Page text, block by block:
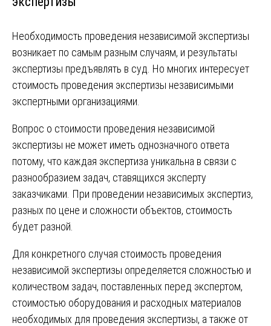
Необходимость проведения независимой экспертизы
возникает по самым разным случаям, и результаты
экспертизы предъявлять в суд. Но многих интересует
стоимость проведения экспертизы независимыми
экспертными организациями.
Вопрос о стоимости проведения независимой
экспертизы не может иметь однозначного ответа
потому, что каждая экспертиза уникальна в связи с
разнообразием задач, ставящихся эксперту
заказчиками. При проведении независимых экспертиз,
разных по цене и сложности объектов, стоимость
будет разной.
Для конкретного случая стоимость проведения
независимой экспертизы определяется сложностью и
количеством задач, поставленных перед экспертом,
стоимостью оборудования и расходных материалов
необходимых для проведения экспертизы, а также от